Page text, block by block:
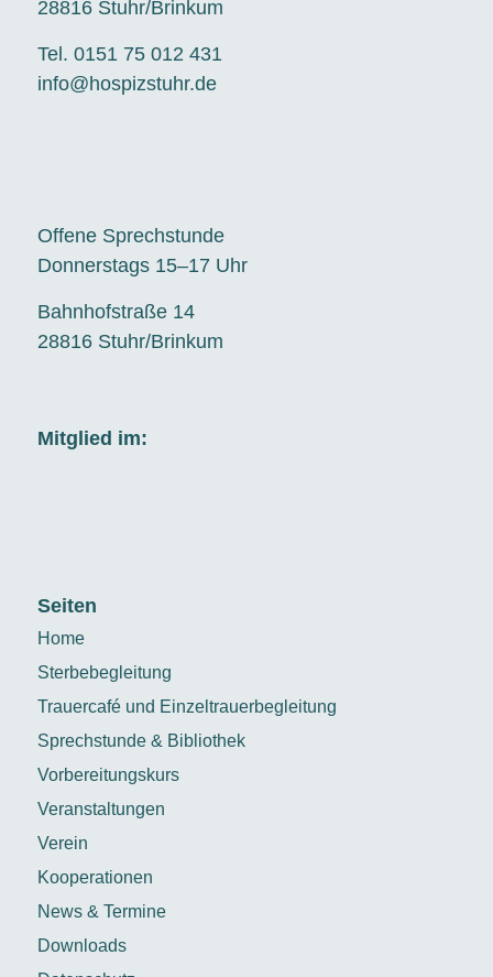
28816 Stuhr/Brinkum
Tel. 0151 75 012 431
info@hospizstuhr.de
Offene Sprechstunde
Donnerstags 15–17 Uhr
Bahnhofstraße 14
28816 Stuhr/Brinkum
Mitglied im:
Seiten
Home
Sterbebegleitung
Trauercafé und Einzeltrauerbegleitung
Sprechstunde & Bibliothek
Vorbereitungskurs
Veranstaltungen
Verein
Kooperationen
News & Termine
Downloads